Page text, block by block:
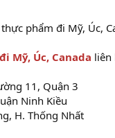
phẩm đi Mỹ, Úc,
Mỹ, Úc, Canada liên
11, Quận 3
Ninh Kiều
H. Thống Nhất